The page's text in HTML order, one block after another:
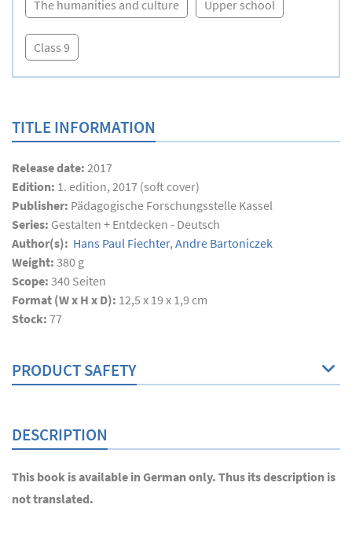
The humanities and culture Upper school
Class 9
TITLE INFORMATION
Release date: 2017
Edition: 1. edition, 2017 (soft cover)
Publisher: Pädagogische Forschungsstelle Kassel
Series: Gestalten + Entdecken - Deutsch
Author(s): Hans Paul Fiechter, Andre Bartoniczek
Weight: 380 g
Scope: 340 Seiten
Format (W x H x D): 12,5 x 19 x 1,9 cm
Stock: 77
PRODUCT SAFETY
DESCRIPTION
This book is available in German only. Thus its description is
not translated.